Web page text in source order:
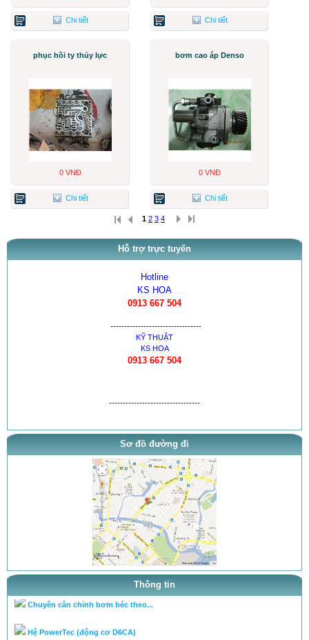
Chi tiết Chi tiết
phục hồi ty thủy lực
0 VNĐ
Chi tiết
bơm cao áp Denso
0 VNĐ
Chi tiết
1 2 3 4
Hỗ trợ trực tuyến
Hotline
KS HOA
0913 667 504
---------------------------------
KỸ THUẬT
KS HOA
0913 667 504
---------------------------------
Sơ đồ đường đi
Thông tin
thông báo khai trương
tra ty, béc của bơm theo tai l...
tra ty, béc của bơm theo tai l...
cân lưu lượng bơm theo tài liệ...
Chuyên cân chỉnh bơm béc theo...